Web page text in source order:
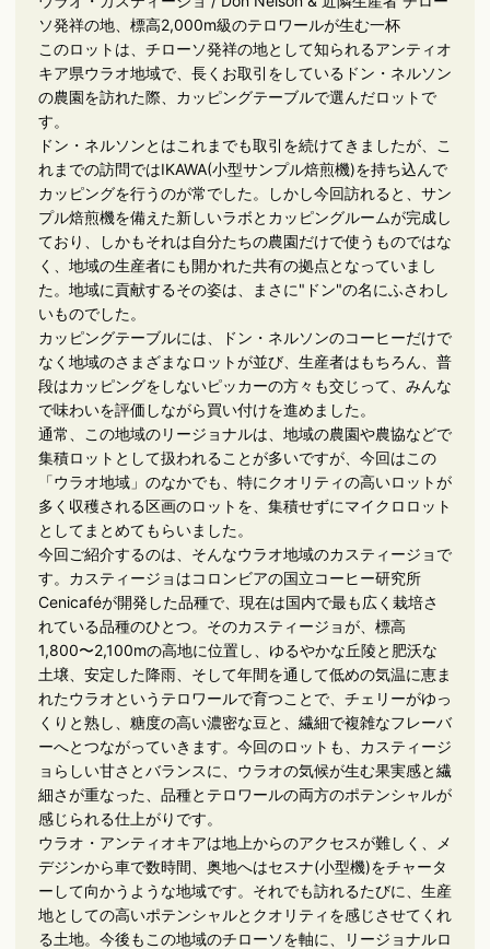
ソ発祥の地、標高2,000m級のテロワールが生む一杯
このロットは、チローソ発祥の地として知られるアンティオ
キア県ウラオ地域で、長くお取引をしているドン・ネルソン
の農園を訪れた際、カッピングテーブルで選んだロットで
す。
ドン・ネルソンとはこれまでも取引を続けてきましたが、こ
れまでの訪問ではIKAWA(小型サンプル焙煎機)を持ち込んで
カッピングを行うのが常でした。しかし今回訪れると、サン
プル焙煎機を備えた新しいラボとカッピングルームが完成し
ており、しかもそれは自分たちの農園だけで使うものではな
く、地域の生産者にも開かれた共有の拠点となっていまし
た。地域に貢献するその姿は、まさに"ドン"の名にふさわし
いものでした。
カッピングテーブルには、ドン・ネルソンのコーヒーだけで
なく地域のさまざまなロットが並び、生産者はもちろん、普
段はカッピングをしないピッカーの方々も交じって、みんな
で味わいを評価しながら買い付けを進めました。
通常、この地域のリージョナルは、地域の農園や農協などで
集積ロットとして扱われることが多いですが、今回はこの
「ウラオ地域」のなかでも、特にクオリティの高いロットが
多く収穫される区画のロットを、集積せずにマイクロロット
としてまとめてもらいました。
今回ご紹介するのは、そんなウラオ地域のカスティージョで
す。カスティージョはコロンビアの国立コーヒー研究所
Cenicaféが開発した品種で、現在は国内で最も広く栽培さ
れている品種のひとつ。そのカスティージョが、標高
1,800〜2,100mの高地に位置し、ゆるやかな丘陵と肥沃な
土壌、安定した降雨、そして年間を通して低めの気温に恵ま
れたウラオというテロワールで育つことで、チェリーがゆっ
くりと熟し、糖度の高い濃密な豆と、繊細で複雑なフレーバ
ーへとつながっていきます。今回のロットも、カスティージ
ョらしい甘さとバランスに、ウラオの気候が生む果実感と繊
細さが重なった、品種とテロワールの両方のポテンシャルが
感じられる仕上がりです。
ウラオ・アンティオキアは地上からのアクセスが難しく、メ
デジンから車で数時間、奥地へはセスナ(小型機)をチャータ
ーして向かうような地域です。それでも訪れるたびに、生産
地としての高いポテンシャルとクオリティを感じさせてくれ
る土地。今後もこの地域のチローソを軸に、リージョナルロ